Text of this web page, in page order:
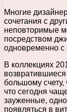
Многие
сочетания с
неповторимые
посредством
одновременно с
В коллекциях
большому
что сегодня
зауженные,
появляться в